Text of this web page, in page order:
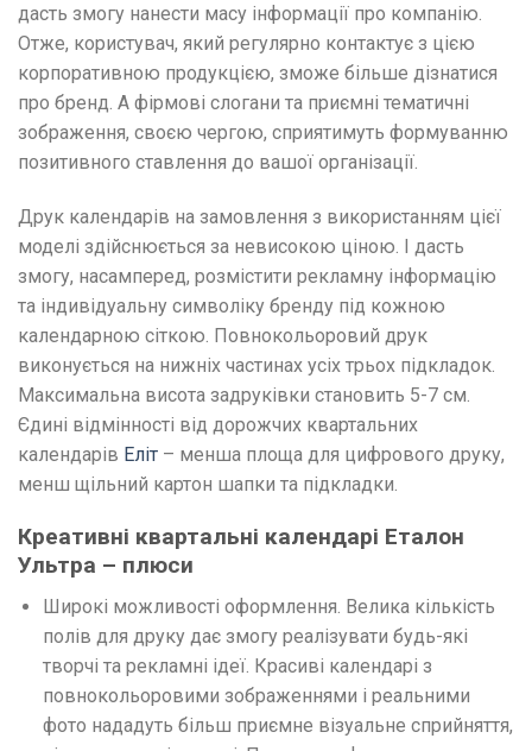
дасть змогу нанести масу інформації про компанію.
Отже, користувач, який регулярно контактує з цією
корпоративною продукцією, зможе більше дізнатися
про бренд. А фірмові слогани та приємні тематичні
зображення, своєю чергою, сприятимуть формуванню
позитивного ставлення до вашої організації.
Друк календарів на замовлення з використанням цієї
моделі здійснюється за невисокою ціною. І дасть
змогу, насамперед, розмістити рекламну інформацію
та індивідуальну символіку бренду під кожною
календарною сіткою. Повнокольоровий друк
виконується на нижніх частинах усіх трьох підкладок.
Максимальна висота задруківки становить 5-7 см.
Єдині відмінності від дорожчих квартальних
календарів Еліт – менша площа для цифрового друку,
менш щільний картон шапки та підкладки.
Креативні квартальні календарі Еталон
Ультра – плюси
Широкі можливості оформлення. Велика кількість
полів для друку дає змогу реалізувати будь-які
творчі та рекламні ідеї. Красиві календарі з
повнокольоровими зображеннями і реальними
фото нададуть більш приємне візуальне сприйняття,